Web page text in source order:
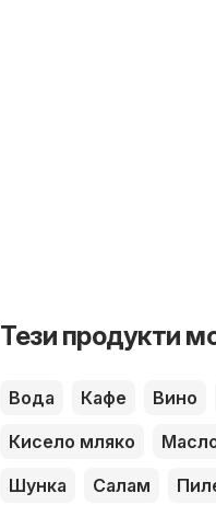
Тези продукти
Вода Кафе Вино
Кисело мляко
Шунка
Салам